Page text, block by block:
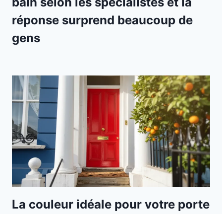
réponse surprend beaucoup de
gens
La couleur idéale pour votre porte